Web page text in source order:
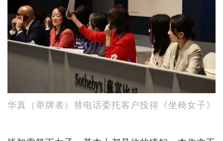
华真（举牌者）替电话委托客户投得《坐椅女子》